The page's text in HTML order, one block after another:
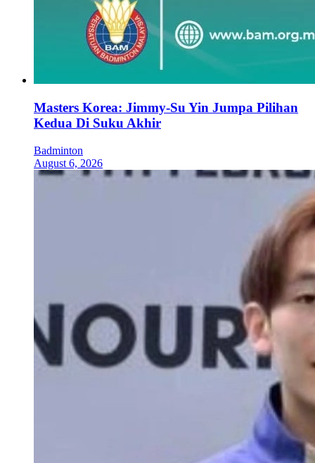
Masters Korea: Jimmy-Su Yin Jumpa Pilihan
Kedua Di Suku Akhir
Badminton
August 6, 2026